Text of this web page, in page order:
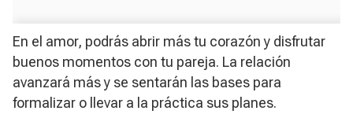
En el amor, podrás abrir más tu corazón y disfrutar
buenos momentos con tu pareja. La relación
avanzará más y se sentarán las bases para
formalizar o llevar a la práctica sus planes.